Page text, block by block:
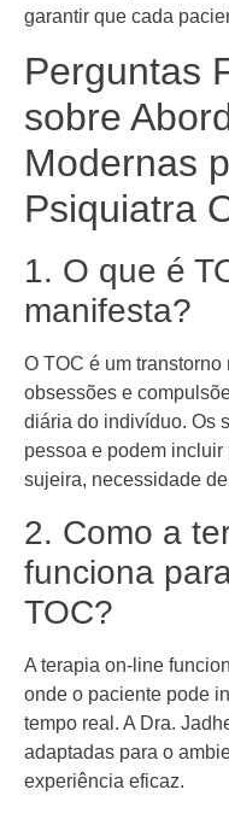
garantir que cada
Perguntas
sobre
Modernas
Psiquiatra
1. O que é
manifesta?
O TOC é um
obsessões e
diária do indivíduo. Os
pessoa e podem
sujeira, necessidade
2. Como a
funciona
TOC?
A terapia on-line
onde o paciente pode
tempo real. A Dra.
adaptadas para o
experiência eficaz.